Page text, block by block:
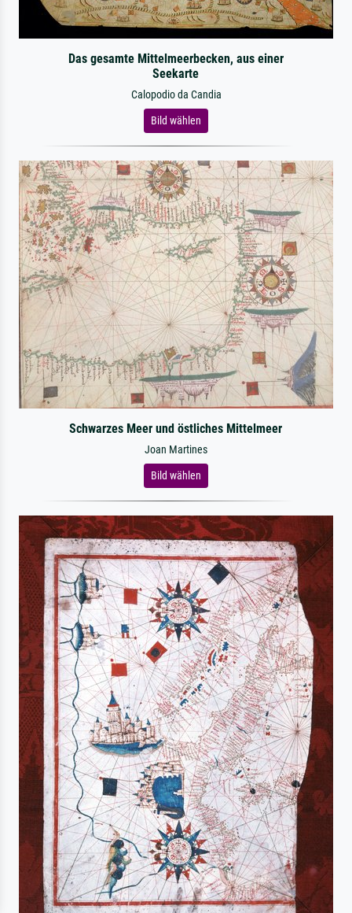
Das gesamte Mittelmeerbecken, aus einer
Seekarte
Calopodio da Candia
Bild wählen
Schwarzes Meer und östliches Mittelmeer
Joan Martines
Bild wählen